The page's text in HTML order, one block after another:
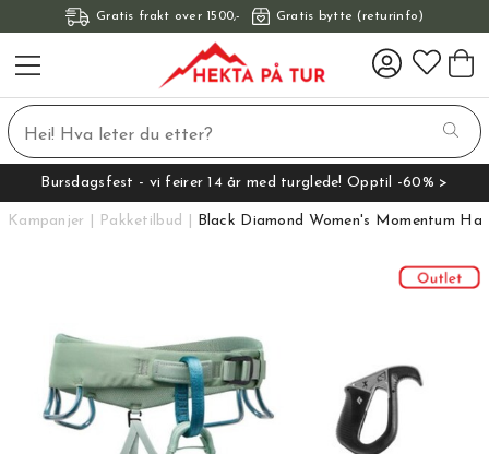
Gratis frakt over 1500,- Gratis bytte (returinfo)
Bursdagsfest - vi feirer 14 år med turglede! Opptil -60% >
Kampanjer Pakketilbud Black Diamond Women's Momentum